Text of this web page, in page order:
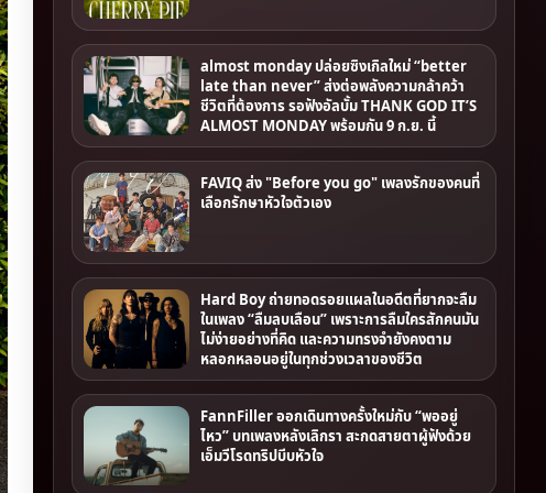
almost monday ปล่อยซิงเกิลใหม่ “better
late than never” ส่งต่อพลังความกล้าคว้า
ชีวิตที่ต้องการ รอฟังอัลบั้ม THANK GOD IT’S
ALMOST MONDAY พร้อมกัน 9 ก.ย. นี้
FAVIQ ส่ง "Before you go" เพลงรักของคนที่
เลือกรักษาหัวใจตัวเอง
Hard Boy ถ่ายทอดรอยแผลในอดีตที่ยากจะลืม
ในเพลง “ลืมลบเลือน” เพราะการลืมใครสักคนมัน
ไม่ง่ายอย่างที่คิด และความทรงจํายังคงตาม
หลอกหลอนอยู่ในทุกช่วงเวลาของชีวิต
FannFiller ออกเดินทางครั้งใหม่กับ “พออยู่
ไหว” บทเพลงหลังเลิกรา สะกดสายตาผู้ฟังด้วย
เอ็มวีโรดทริปบีบหัวใจ